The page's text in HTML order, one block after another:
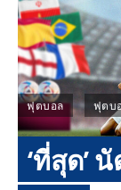
ฟุตบอล ฟุตบ
‘ที่สุด’